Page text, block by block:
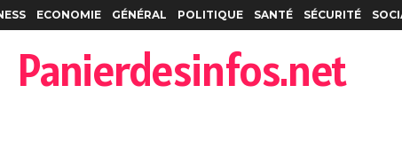
ECONOMIE GÉNÉRAL POLITIQUE SANTÉ SÉCURITÉ
Panierdesinfos.net